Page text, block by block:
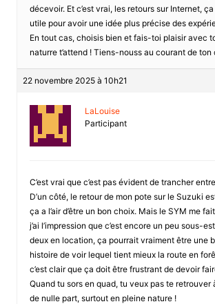
décevoir. Et c’est vrai, les retours sur Internet,
utile pour avoir une idée plus précise des
En tout cas, choisis bien et fais-toi plaisir avec
naturre t’attend ! Tiens-nouss au courant de ton
22 novembre 2025 à 10h21
LaLouise
Participant
C’est vrai que c’est pas évident de trancher
D’un côté, le retour de mon pote sur le Suzuki
ça a l’air d’être un bon choix. Mais le SYM me
j’ai l’impression que c’est encore un peu sous-
deux en location, ça pourrait vraiment être une
histoire de voir lequel tient mieux la route en
c’est clair que ça doit être frustrant de devoir
Quand tu sors en quad, tu veux pas te retrouver
de nulle part, surtout en pleine nature !